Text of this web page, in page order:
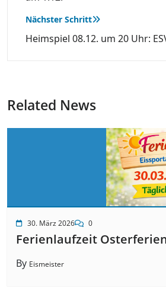
Nächster Schritt
Heimspiel 08.12. um 20 Uhr:
Related News
30. März 2026 0
Ferienlaufzeit
By Eismeister